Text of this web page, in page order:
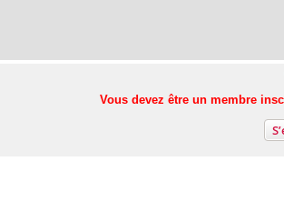
Vous devez être un membre